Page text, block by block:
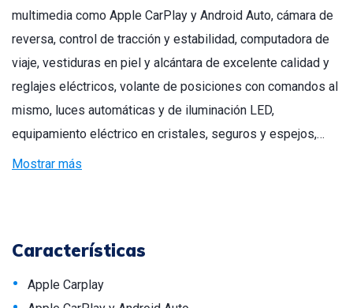
multimedia como Apple CarPlay y Android Auto, cámara de
reversa, control de tracción y estabilidad, computadora de
viaje, vestiduras en piel y alcántara de excelente calidad y
reglajes eléctricos, volante de posiciones con comandos al
mismo, luces automáticas y de iluminación LED,
equipamiento eléctrico en cristales, seguros y espejos,…
Mostrar más
Características
•
Apple Carplay